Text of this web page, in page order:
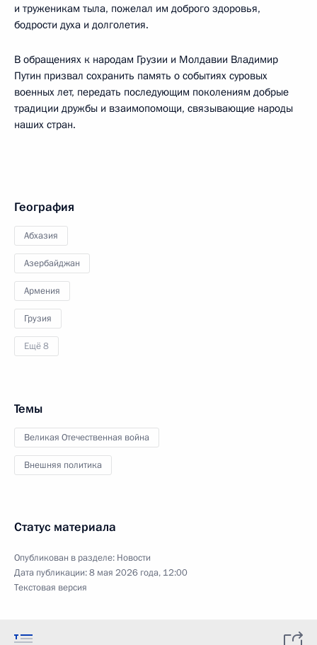
и труженикам тыла, пожелал им доброго здоровья,
бодрости духа и долголетия.
В обращениях к народам Грузии и Молдавии Владимир
Путин призвал сохранить память о событиях суровых
военных лет, передать последующим поколениям добрые
традиции дружбы и взаимопомощи, связывающие народы
наших стран.
География
Абхазия
Азербайджан
Армения
Грузия
Ещё 8
Темы
Великая Отечественная война
Внешняя политика
Статус материала
Опубликован в разделе: Новости
Дата публикации:8 мая 2026 года, 12:00
Текстовая версия